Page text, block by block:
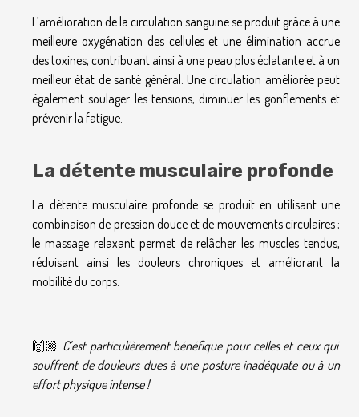
L’amélioration de la circulation sanguine se produit grâce à une
meilleure oxygénation des cellules et une élimination accrue
des toxines, contribuant ainsi à une peau plus éclatante et à un
meilleur état de santé général. Une circulation améliorée peut
également soulager les tensions, diminuer les gonflements et
prévenir la fatigue.
La détente musculaire profonde
La détente musculaire profonde se produit en utilisant une
combinaison de pression douce et de mouvements circulaires ;
le massage relaxant permet de relâcher les muscles tendus,
réduisant ainsi les douleurs chroniques et améliorant la
mobilité du corps.
🙌🏼 C’est particulièrement bénéfique pour celles et ceux qui
souffrent de douleurs dues à une posture inadéquate ou à un
effort physique intense !